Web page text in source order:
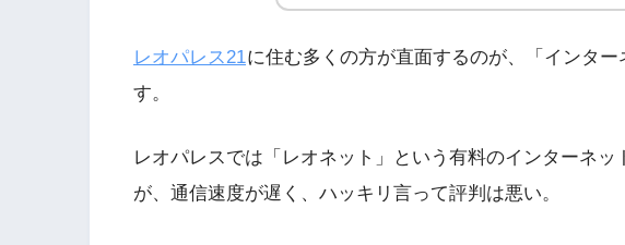
レオパレス21に住む多くの方が直面するのが、「インタ
す。
レオパレスでは「レオネット」という有料のインターネ
が、通信速度が遅く、ハッキリ言って評判は悪い。